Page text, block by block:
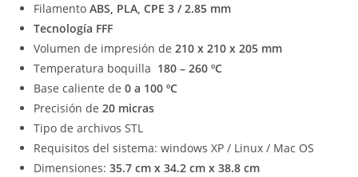
FilamentoABS, PLA, CPE 3 / 2.85 mm
Tecnología FFF
Volumen de impresión de210 x 210 x 205 mm
Temperatura boquilla 180 – 260 ºC
Base caliente de0 a 100 ºC
Precisión de20 micras
Tipo de archivos STL
Requisitos del sistema: windows XP / Linux / Mac OS
Dimensiones:35.7 cm x 34.2 cm x 38.8 cm